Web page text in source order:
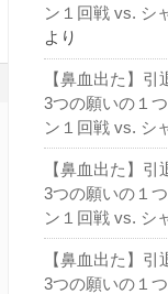
ン１回戦 vs. シ
より
【鼻血出た】
3つの願いの１
ン１回戦 vs. シ
【鼻血出た】
3つの願いの１
ン１回戦 vs. シ
【鼻血出た】
3つの願いの１